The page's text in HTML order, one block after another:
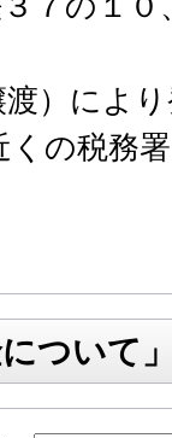
）によ
の税務
ついて